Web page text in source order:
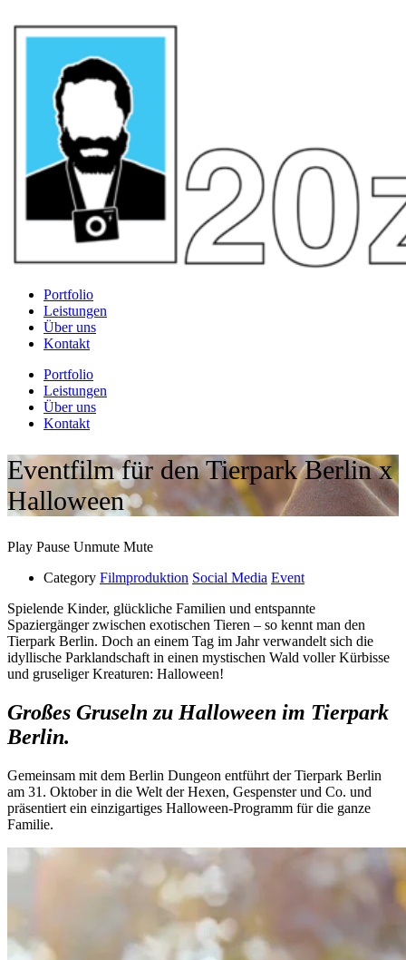
Portfolio
Leistungen
Über uns
Kontakt
Portfolio
Leistungen
Über uns
Kontakt
Eventfilm für den Tierpark Berlin x
Halloween
Play Pause Unmute Mute
Category Filmproduktion Social Media Event
Spielende Kinder, glückliche Familien und entspannte
Spaziergänger zwischen exotischen Tieren – so kennt man den
Tierpark Berlin. Doch an einem Tag im Jahr verwandelt sich die
idyllische Parklandschaft in einen mystischen Wald voller Kürbisse
und gruseliger Kreaturen: Halloween!
Großes Gruseln zu Halloween im Tierpark
Berlin.
Gemeinsam mit dem Berlin Dungeon entführt der Tierpark Berlin
am 31. Oktober in die Welt der Hexen, Gespenster und Co. und
präsentiert ein einzigartiges Halloween-Programm für die ganze
Familie.